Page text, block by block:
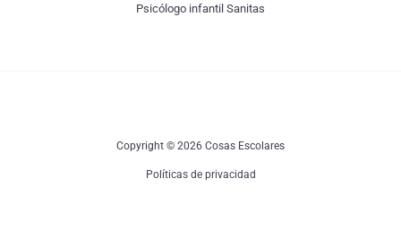
Psicólogo infantil Sanitas
Copyright © 2026 Cosas Escolares
Políticas de privacidad